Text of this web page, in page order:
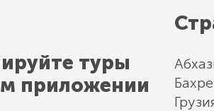
туры
приложении